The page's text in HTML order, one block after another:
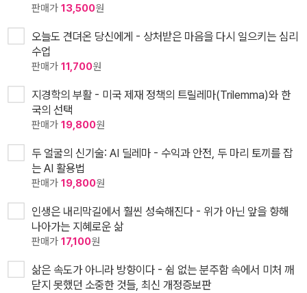
판매가 13,500원
오늘도 견뎌온 당신에게 - 상처받은 마음을 다시 일으키는 심리
수업
판매가 11,700원
지경학의 부활 - 미국 제재 정책의 트릴레마(Trilemma)와 한
국의 선택
판매가 19,800원
두 얼굴의 신기술: AI 딜레마 - 수익과 안전, 두 마리 토끼를 잡
는 AI 활용법
판매가 19,800원
인생은 내리막길에서 훨씬 성숙해진다 - 위가 아닌 앞을 향해
나아가는 지혜로운 삶
판매가 17,100원
삶은 속도가 아니라 방향이다 - 쉼 없는 분주함 속에서 미처 깨
닫지 못했던 소중한 것들, 최신 개정증보판